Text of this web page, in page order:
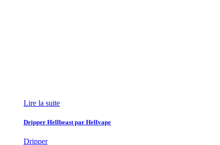
Lire la suite
Dripper Hellbeast par Hellvape
Dripper